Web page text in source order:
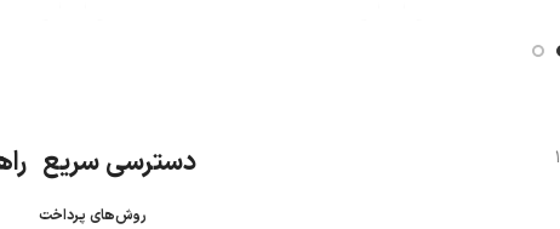
دسترسی سریع
روش‌های پرداخت